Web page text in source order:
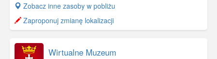
+
−
Zobacz inne zasoby w pobliżu
Zaproponuj zmianę lokalizacji
Wirtualne Muzeum